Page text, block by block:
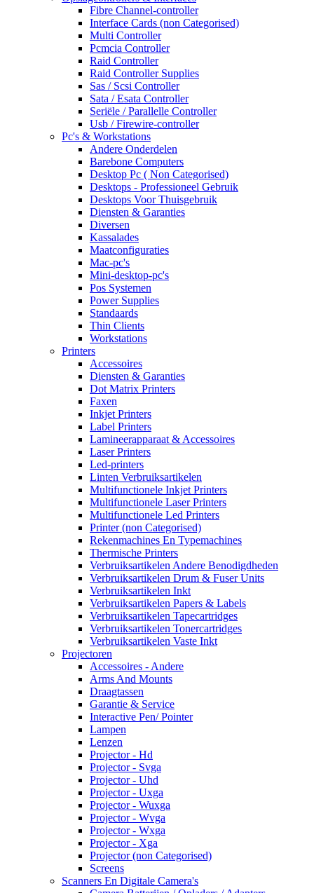
Fibre Channel-controller
Interface Cards (non Categorised)
Multi Controller
Pcmcia Controller
Raid Controller
Raid Controller Supplies
Sas / Scsi Controller
Sata / Esata Controller
Seriële / Parallelle Controller
Usb / Firewire-controller
Pc's & Workstations
Andere Onderdelen
Barebone Computers
Desktop Pc ( Non Categorised)
Desktops - Professioneel Gebruik
Desktops Voor Thuisgebruik
Diensten & Garanties
Diversen
Kassalades
Maatconfiguraties
Mac-pc's
Mini-desktop-pc's
Pos Systemen
Power Supplies
Standaards
Thin Clients
Workstations
Printers
Accessoires
Diensten & Garanties
Dot Matrix Printers
Faxen
Inkjet Printers
Label Printers
Lamineerapparaat & Accessoires
Laser Printers
Led-printers
Linten Verbruiksartikelen
Multifunctionele Inkjet Printers
Multifunctionele Laser Printers
Multifunctionele Led Printers
Printer (non Categorised)
Rekenmachines En Typemachines
Thermische Printers
Verbruiksartikelen Andere Benodigdheden
Verbruiksartikelen Drum & Fuser Units
Verbruiksartikelen Inkt
Verbruiksartikelen Papers & Labels
Verbruiksartikelen Tapecartridges
Verbruiksartikelen Tonercartridges
Verbruiksartikelen Vaste Inkt
Projectoren
Accessoires - Andere
Arms And Mounts
Draagtassen
Garantie & Service
Interactive Pen/ Pointer
Lampen
Lenzen
Projector - Hd
Projector - Svga
Projector - Uhd
Projector - Uxga
Projector - Wuxga
Projector - Wvga
Projector - Wxga
Projector - Xga
Projector (non Categorised)
Screens
Scanners En Digitale Camera's